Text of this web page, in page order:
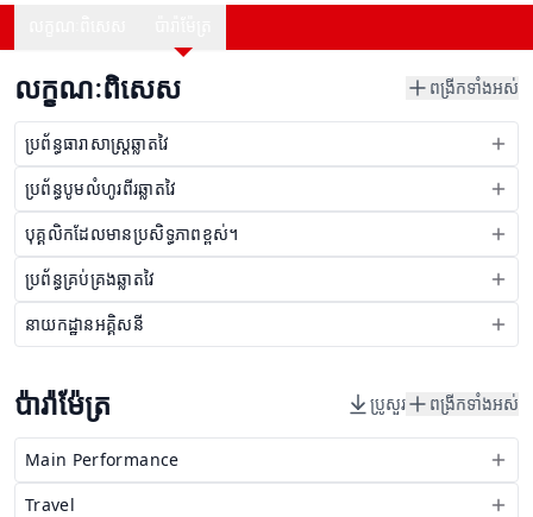
លក្ខណៈពិសេស ពង្រីកទាំងអស់
ប្រព័ន្ធធារាសាស្រ្តឆ្លាតវៃ
ប្រព័ន្ធបូមលំហូរពីរឆ្លាតវៃ
បុគ្គលិកដែលមានប្រសិទ្ធភាពខ្ពស់។
ប្រព័ន្ធគ្រប់គ្រងឆ្លាតវៃ
នាយកដ្ឋានអគ្គិសនី
ប៉ារ៉ាម៉ែត្រ ប្រូសួរ ពង្រីកទាំងអស់
Main Performance
Travel